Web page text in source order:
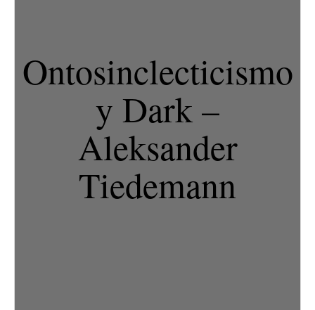
Ontosinclecticismo
y Dark –
Aleksander
Tiedemann